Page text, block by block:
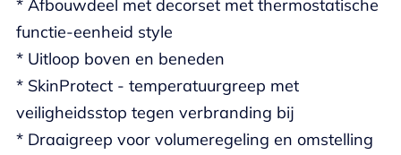
* Afbouwdeel met decorset met thermostatische
functie-eenheid style
* Uitloop boven en beneden
* SkinProtect - temperatuurgreep met
veiligheidsstop tegen verbranding bij
* Draaigreep voor volumeregeling en omstelling